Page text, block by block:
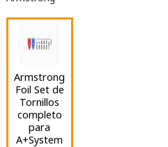
Armstrong
Foil Set de
Tornillos
completo
para
A+System